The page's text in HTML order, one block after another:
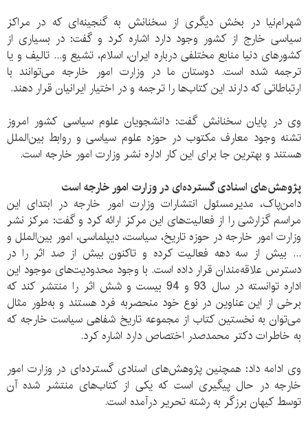
شهرام‌نیا در بخش دیگری از سخنانش به گنجینه‌ای که در مراکز
سیاسی خارج از کشور وجود دارد اشاره کرد و گفت: در بسیاری از
کشورهای دنیا منابع مختلفی درباره ایران، اسلام‌، تشیع و... تالیف و یا
ترجمه شده است‌. دوستان ما در وزارت امور خارجه می‌توانند با
ارتباطاتی که دارند این کتاب‌ها را ترجمه و در اختیار ایرانیان قرار دهند.
وی در پایان سخنانش گفت: دانشجویان علوم سیاسی کشور امروز
تشنه وجود معارف مکتوب در حوزه‌ علوم سیاسی و روابط بین‌الملل
هستند و بهترین جا برای این کار اداره نشر وزارت امور خارجه است.
پژوهش‌های اسنادی گسترده‌ای در وزارت امور خارجه است
دامن‌پاک، مدیر‌مسئول انتشارات وزارت امور خارجه در ابتدای این
مراسم گزارشی را از فعالیت‌های این مرکز ارائه کرد‌ و گفت: مرکز نشر
وزارت امور خارجه در حوزه تاریخ، سیاست، دیپلماسی، امور بین‌الملل و
... بیش از سه دهه فعالیت کرده و تاکنون بیش از صد اثر را در
دسترس علاقه‌مندان قرار داده است. با وجود محدودیت‌های موجود این
اداره توانسته در سال 93 و 94 بیست و شش اثر را منتشر کند که
برخی از این عناوین در نوع خود منحصر‌به فرد هستند و به‌طور مثال
می‌توان به نخستین کتاب از مجموعه تاریخ شفاهی سیاست خارجه که
به خاطرات دکتر محمد‌صدر اختصاص دارد اشاره کرد.
وی ادامه داد: همچنین پژوهش‌های اسنادی گسترده‌ای در وزارت امور
خارجه در حال پیگیری است که یکی از کتاب‌های منتشر شده‌ آن
توسط کیهان‌ برزگر به رشته تحریر درآمده است.